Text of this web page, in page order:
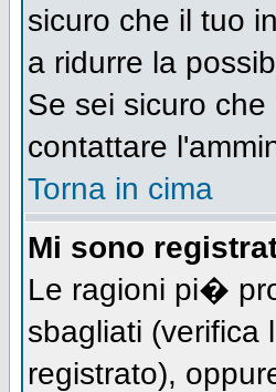
sicuro che il tuo
a ridurre la
Se sei sicuro
contattare
Torna in cima
Mi sono
Le ragioni pi�
sbagliati
registrato),